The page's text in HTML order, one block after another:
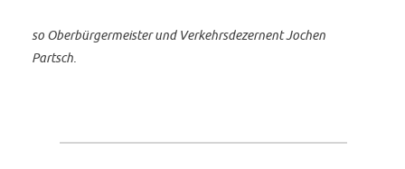
so Oberbürgermeister und Verkehrsdezernent Jochen
Partsch.